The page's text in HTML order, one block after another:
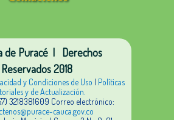
de Puracé | Derechos
Reservados 2018
y Condiciones de Uso | Políticas
y de Actualización.
3218381609 Correo electrónico:
cauca.gov.co